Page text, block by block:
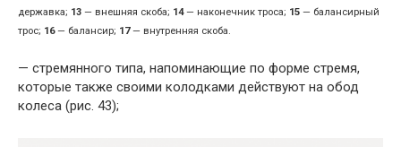
державка; 13 — внешняя скоба; 14— наконечник троса; 15 — балансирный
трос; 16— балансир; 17— внутренняя скоба.
— стремянного типа, напоминающие по форме стремя,
которые также своими колодками действуют на обод
колеса (рис. 43);